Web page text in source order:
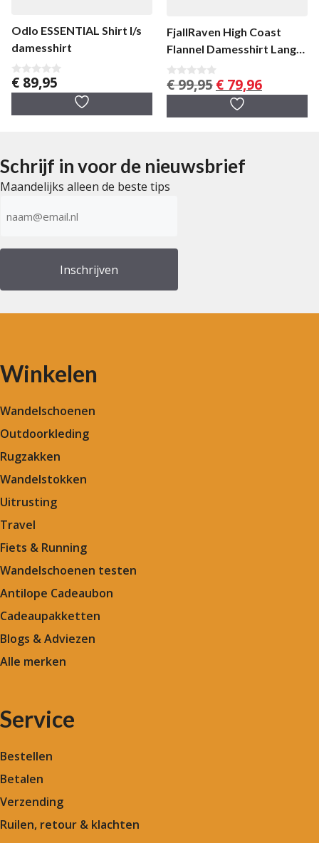
Odlo ESSENTIAL Shirt l/s
damesshirt
0
v
€ 89,95
FjallRaven High Coast
Flannel Damesshirt Lange
Mouw
0
v
€99,95 Oorspronkelijke
prijs
was:
€ 79,96Huidige
prijs
Schrijf in voor de nieuwsbrief
Maandelijks alleen de beste tips
mailadres
Winkelen
Wandelschoenen
Outdoorkleding
Rugzakken
Wandelstokken
Uitrusting
Travel
Fiets & Running
Wandelschoenen testen
Antilope Cadeaubon
Cadeaupakketten
Blogs & Adviezen
Alle merken
Service
Bestellen
Betalen
Verzending
Ruilen, retour & klachten